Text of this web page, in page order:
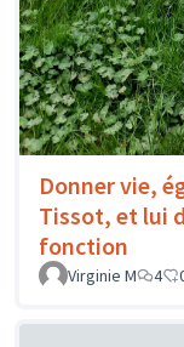
Donner vie,
Tissot, et lui
fonction
Virginie M 4